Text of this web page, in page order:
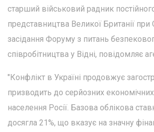
старший військовий радник
представництва Великої Британії при
засідання Форуму з питань
співробітництва у Відні, повідомляє
"Конфлікт в Україні продовжує
призводить до серйозних
населення Росії. Базова облікова
досягла 21%, що вказує на значну